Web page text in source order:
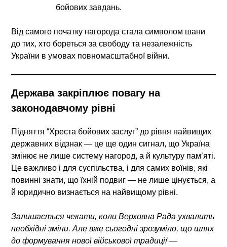
бойових завдань.
Від самого початку нагорода стала символом шани
до тих, хто бореться за свободу та незалежність
України в умовах повномасштабної війни.
Держава закріплює повагу на
законодавчому рівні
Підняття “Хреста бойових заслуг” до рівня найвищих
державних відзнак — це ще один сигнал, що Україна
змінює не лише систему нагород, а й культуру пам’яті.
Це важливо і для суспільства, і для самих воїнів, які
повинні знати, що їхній подвиг — не лише цінується, а
й юридично визнається на найвищому рівні.
Залишається чекати, коли Верховна Рада ухвалить
необхідні зміни. Але вже сьогодні зрозуміло, що шлях
до формування нової військової традиції —